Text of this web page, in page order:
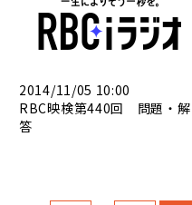
2014/11/05 10:00
RBC映検第440回 問題・解
答